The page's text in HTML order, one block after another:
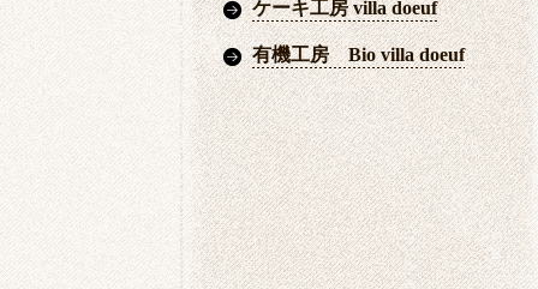
ケーキ工房 villa doeuf
有機工房 Bio villa doeuf